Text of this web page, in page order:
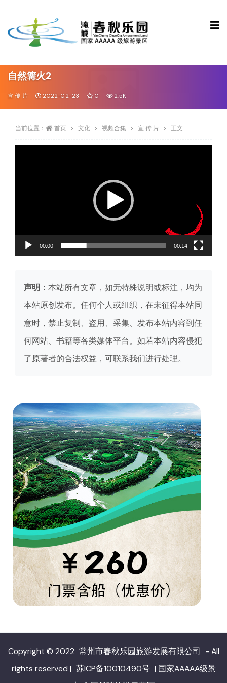
自然篝火2
宣 传 片 2022-02-23 0 2.5K
当前位置： 首页 文化 视频合集 宣 传 片 正文
00:00 00:14
声明： 本站所有文章，如无特殊说明或标注，均为
本站原创发布。任何个人或组织，在未征得本站同
意时，禁止复制、盗用、采集、发布本站内容到任
何网站、书籍等各类媒体平台。如若本站内容侵犯
了原著者的合法权益，可联系我们进行处理。
Copyright © 2022 常州市春秋乐园旅游发展有限公司 - All
rights reserved | 苏ICP备10010490号 | 国家AAAAA级景